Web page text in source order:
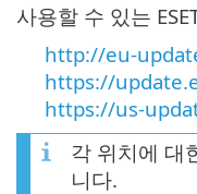
사용할 수 있는
http://eu-
https://
https://us-
각 위치에 대
니다.